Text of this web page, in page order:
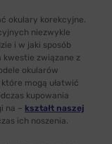
okulary korekcyjne.
niezwykle
i w jaki sposób
kwestie związane z
okularów
mogą ułatwić
kupowania
na – kształt naszej
ich noszenia.